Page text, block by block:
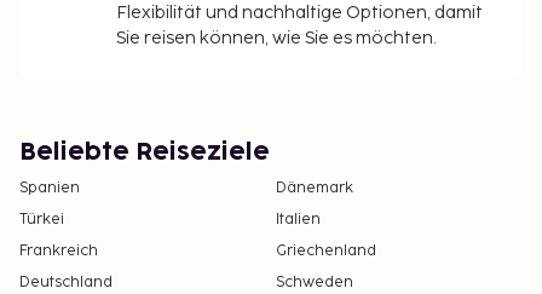
Flexibilität und nachhaltige Optionen, damit
Sie reisen können, wie Sie es möchten.
Beliebte Reiseziele
Spanien
Dänemark
Türkei
Italien
Frankreich
Griechenland
Deutschland
Schweden